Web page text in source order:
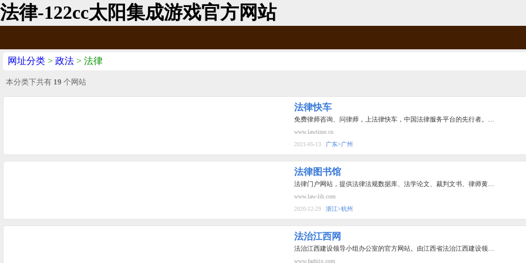
法律-122cc太阳集成游戏官方网站
网址分类 > 政法 > 法律
本分类下共有 19 个网站
法律快车
免费律师咨询、问律师，上法律快车，中国法律服务平台的先行者。…
www.lawtime.cn
2021-05-13
广东>广州
法律图书馆
法律门户网站，提供法律法规数据库、法学论文、裁判文书、律师黄…
www.law-lib.com
2020-12-29
浙江>杭州
法治江西网
法治江西建设领导小组办公室的官方网站。由江西省法治江西建设领…
www.fazhijx.com